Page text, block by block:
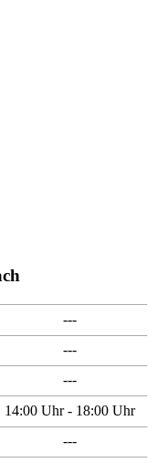
---
---
---
14:00 Uhr - 18:00 Uhr
---